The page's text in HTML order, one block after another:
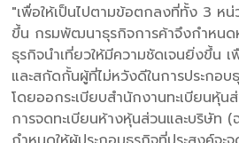
"เพื่อให้เป็นไปตามข้อตกลงที่ทั้ง 3 ห
ขึ้น กรมพัฒนาธุรกิจการค้าจึงกำหน
ธุรกิจนำเที่ยวให้มีความชัดเจนยิ่งขึ้น
และสกัดกั้นผู้ที่ไม่หวังดีในการประกอบ
โดยออกระเบียบสำนักงานทะเบียนหุ้
การจดทะเบียนห้างหุ้นส่วนและบริษัท